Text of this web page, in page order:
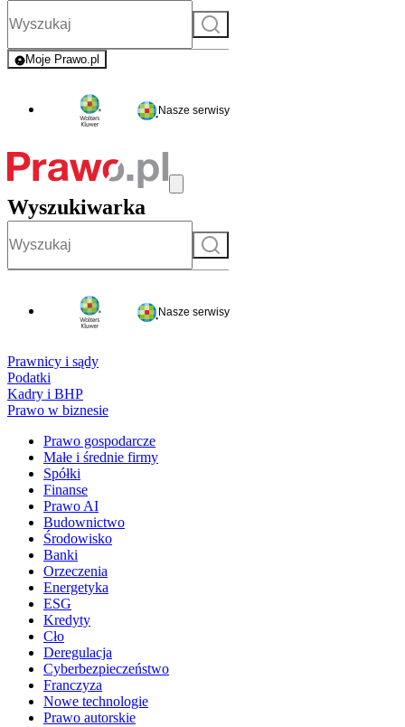
Szukaj
Moje Prawo.pl
- rejestracja i logowanie do serwisu
Nasze serwisy
Wyszukiwarka
Szukaj
Nasze serwisy
Prawnicy i sądy
Podatki
Kadry i BHP
Prawo w biznesie
Prawo gospodarcze
Małe i średnie firmy
Spółki
Finanse
Prawo AI
Budownictwo
Środowisko
Banki
Orzeczenia
Energetyka
ESG
Kredyty
Cło
Deregulacja
Cyberbezpieczeństwo
Franczyza
Nowe technologie
Prawo autorskie